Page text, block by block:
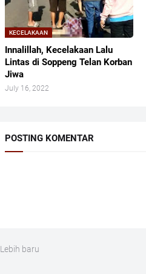
KECELAKAAN
Innalillah, Kecelakaan Lalu
Lintas di Soppeng Telan Korban
Jiwa
July 16, 2022
POSTING KOMENTAR
Lebih baru